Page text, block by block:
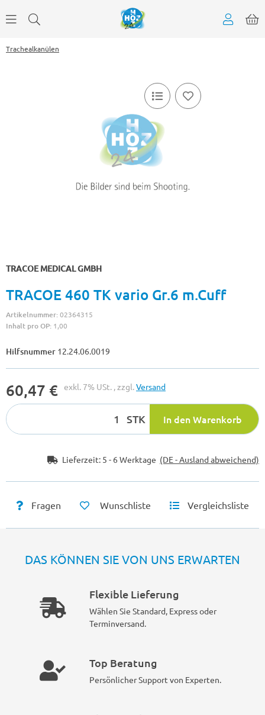
Trachealkanülen
TRACOE MEDICAL GMBH
TRACOE 460 TK vario Gr.6 m.Cuff
Artikelnummer:02364315
Inhalt pro OP: 1,00
Hilfsnummer 12.24.06.0019
60,47 € exkl. 7% USt. , zzgl.Versand
STK In den Warenkorb
Lieferzeit: 5 - 6 Werktage (DE - Ausland abweichend)
Fragen Wunschliste Vergleichsliste
DAS KÖNNEN SIE VON UNS ERWARTEN
Flexible Lieferung
Wählen Sie Standard, Express oder
Terminversand.
Top Beratung
Persönlicher Support von Experten.